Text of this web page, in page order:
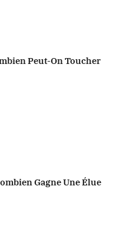
Peut-On Toucher
Gagne Une Élue